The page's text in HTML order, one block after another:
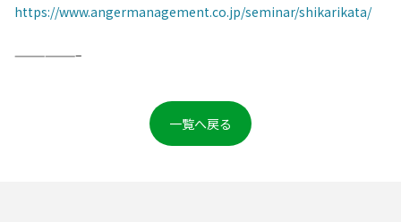
https://www.angermanagement.co.jp/seminar/shikarikata/
——————–
一覧へ戻る